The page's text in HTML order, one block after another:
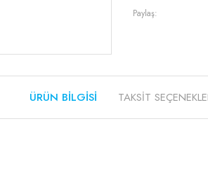
Paylaş:
ÜRÜN BILGISI TAKSIT